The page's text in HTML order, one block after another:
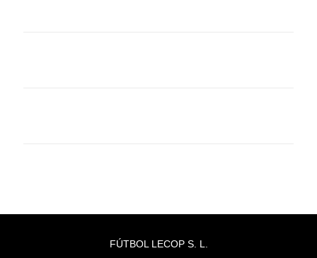
FÚTBOL LECOP S. L.